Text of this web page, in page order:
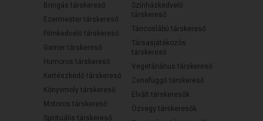
Bringás társkereső
Ezermester társkereső
Filmkedvelő társkereső
Gamer társkereső
Humoros társkereső
Kertészkedő társkereső
Könyvmoly társkereső
Motoros társkereső
Spirituális társkereső
Színházkedvelő
társkereső
Táncoslábú társkereső
Társasjátékozós
társkereső
Vegetáriánus társkereső
Zenefüggő társkereső
Elvált társkeresők
Özvegy társkeresők